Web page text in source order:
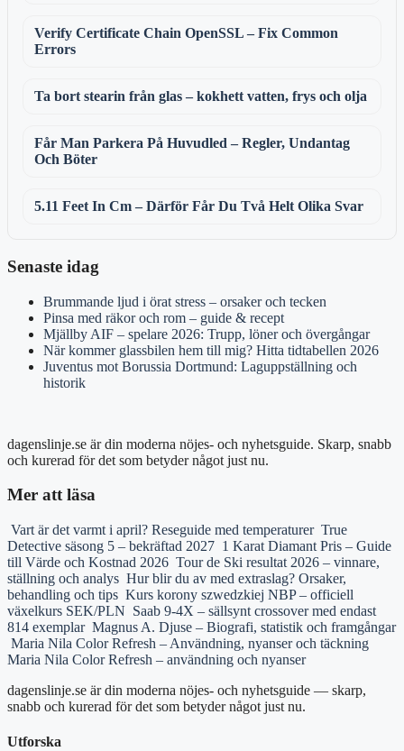
Verify Certificate Chain OpenSSL – Fix Common
Errors
Ta bort stearin från glas – kokhett vatten, frys och olja
Får Man Parkera På Huvudled – Regler, Undantag
Och Böter
5.11 Feet In Cm – Därför Får Du Två Helt Olika Svar
Senaste idag
Brummande ljud i örat stress – orsaker och tecken
Pinsa med räkor och rom – guide & recept
Mjällby AIF – spelare 2026: Trupp, löner och övergångar
När kommer glassbilen hem till mig? Hitta tidtabellen 2026
Juventus mot Borussia Dortmund: Laguppställning och
historik
dagenslinje.se är din moderna nöjes- och nyhetsguide. Skarp, snabb
och kurerad för det som betyder något just nu.
Mer att läsa
Vart är det varmt i april? Reseguide med temperaturer True
Detective säsong 5 – bekräftad 2027 1 Karat Diamant Pris – Guide
till Värde och Kostnad 2026 Tour de Ski resultat 2026 – vinnare,
ställning och analys Hur blir du av med extraslag? Orsaker,
behandling och tips Kurs korony szwedzkiej NBP – officiell
växelkurs SEK/PLN Saab 9-4X – sällsynt crossover med endast
814 exemplar Magnus A. Djuse – Biografi, statistik och framgångar
Maria Nila Color Refresh – Användning, nyanser och täckning
Maria Nila Color Refresh – användning och nyanser
dagenslinje.se är din moderna nöjes- och nyhetsguide — skarp,
snabb och kurerad för det som betyder något just nu.
Utforska